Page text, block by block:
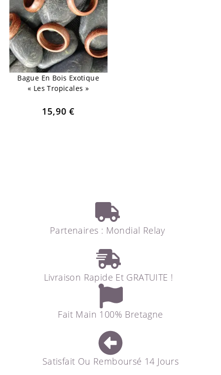
Bague En Bois Exotique
« Les Tropicales »
15,90€
Partenaires : Mondial Relay
Livraison Rapide Et GRATUITE !
Fait Main 100% Bretagne
Satisfait Ou Remboursé 14 Jours